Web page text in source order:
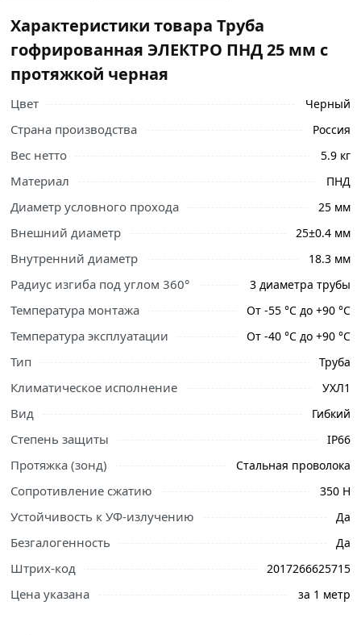
Ознакомьтесь с подробными характеристиками,
описанием и отзывами о товаре, чтобы сделать
правильный выбор и заказать онлайн. Наши
свяжутся с Вами для согласования условий доставки
или самовывоза.
Условия доставки и цены на товар Труба
гофрированная ЭЛЕКТРО ПНД 25 мм с протяжкой
черная из категории
действительны в Москве и области.
Характеристики товара Труба
гофрированная ЭЛЕКТРО ПНД 25 мм с
протяжкой черная
Цвет Черный
Страна производства Россия
Вес нетто 5.9 кг
Материал ПНД
Диаметр условного прохода 25 мм
Внешний диаметр 25±0.4 мм
Внутренний диаметр 18.3 мм
Радиус изгиба под углом 360° 3 диаметра трубы
Температура монтажа От -55 °С до +90 °С
Температура эксплуатации От -40 °С до +90 °С
Тип Труба
Климатическое исполнение УХЛ1
Вид Гибкий
Степень защиты IP66
Протяжка (зонд) Стальная проволока
Сопротивление сжатию 350 Н
Устойчивость к УФ-излучению Да
Безгалогенность Да
Штрих-код 2017266625715
Цена указана за 1 метр